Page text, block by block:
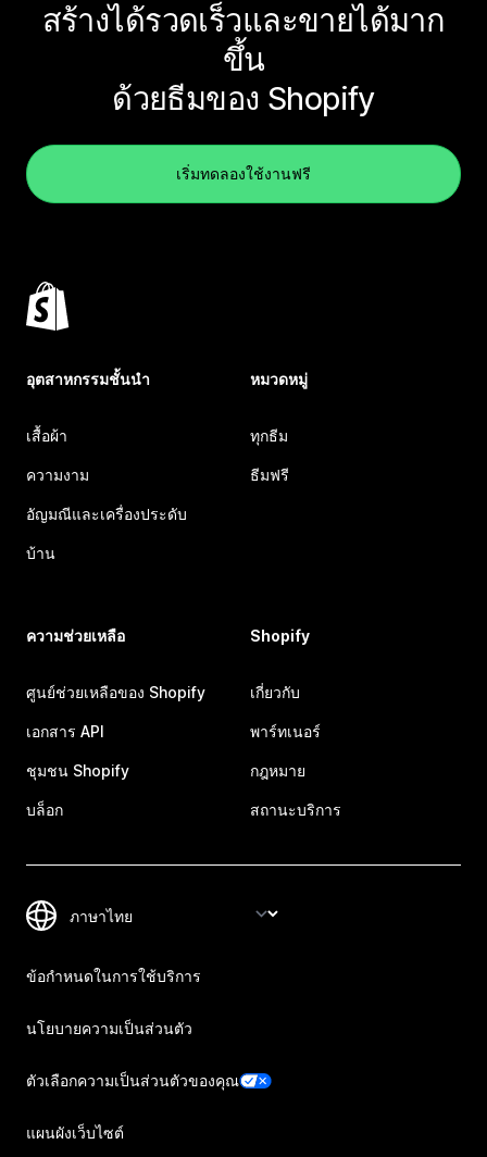
สร้างได้รวดเร็วและขายได้มาก
ขึ้น
ด้วยธีมของ Shopify
เริ่มทดลองใช้งานฟรี
อุตสาหกรรมชั้นนำ
เสื้อผ้า
ความงาม
อัญมณีและเครื่องประดับ
บ้าน
หมวดหมู่
ทุกธีม
ธีมฟรี
ความช่วยเหลือ
ศูนย์ช่วยเหลือของ Shopify
เอกสาร API
ชุมชน Shopify
บล็อก
Shopify
เกี่ยวกับ
พาร์ทเนอร์
กฎหมาย
สถานะบริการ
ข้อกำหนดในการใช้บริการ
นโยบายความเป็นส่วนตัว
ตัวเลือกความเป็นส่วนตัวของคุณ
แผนผังเว็บไซต์